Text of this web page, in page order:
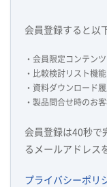
会員登録すると以
・会員限定コンテン
・比較検討リスト機能
・資料ダウンロード
・製品問合せ時のお
会員登録は40秒で
るメールアドレス
プライバシーポリ